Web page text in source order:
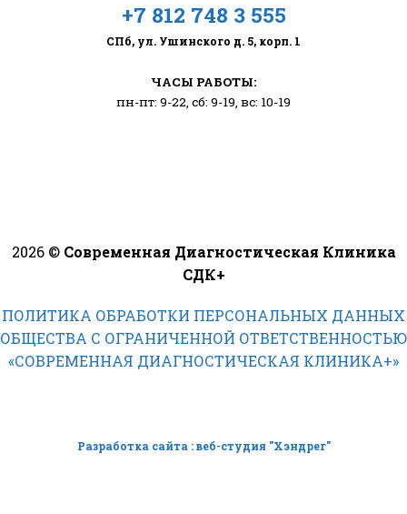
+7 812 748 3 555
СПб, ул. Ушинского д. 5, корп. 1
ЧАСЫ РАБОТЫ:
пн-пт: 9-22, сб: 9-19, вс: 10-19
2026 © Современная Диагностическая Клиника
СДК+
ПОЛИТИКА ОБРАБОТКИ ПЕРСОНАЛЬНЫХ ДАННЫХ
ОБЩЕСТВА С ОГРАНИЧЕННОЙ ОТВЕТСТВЕННОСТЬЮ
«СОВРЕМЕННАЯ ДИАГНОСТИЧЕСКАЯ КЛИНИКА+»
Разработка сайта : веб-студия "Хэндрег"